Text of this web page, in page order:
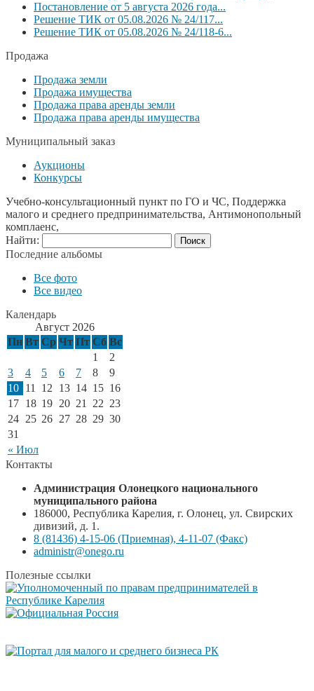
Постановление от 5 августа 2026 года...
Решение ТИК от 05.08.2026 № 24/117...
Решение ТИК от 05.08.2026 № 24/118-6...
Продажа
Продажа земли
Продажа имущества
Продажа права аренды земли
Продажа права аренды имущества
Муниципальный заказ
Аукционы
Конкурсы
Учебно-консультационный пункт по ГО и ЧС, Поддержка
малого и среднего предпринимательства, Антимонопольный
комплаенс,
Найти:
Последние альбомы
Все фото
Все видео
Календарь
Август 2026
Пн Вт Ср Чт Пт Сб Вс
« Июл
1
2
3
4 5 6 7 8
9
10 11 12 13 14 15 16
17 18 19 20 21 22 23
24 25 26 27 28 29 30
31
Контакты
Администрация Олонецкого национального
муниципального района
186000, Республика Карелия, г. Олонец, ул. Свирских
дивизий, д. 1.
8 (81436) 4-15-06 (Приемная), 4-11-07 (Факс)
administr@onego.ru
Полезные ссылки